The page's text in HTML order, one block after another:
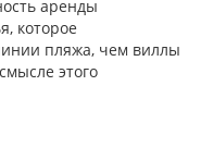
аренды
которое
пляжа, чем виллы
этого